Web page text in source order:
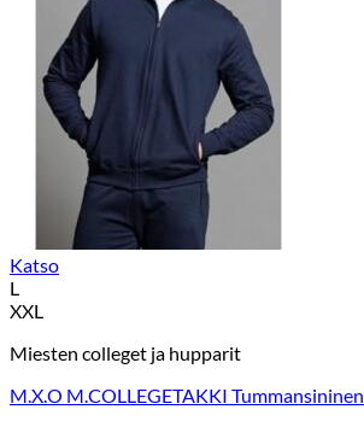
Katso
L
XXL
Miesten colleget ja hupparit
M.X.O M.COLLEGETAKKI Tummansininen